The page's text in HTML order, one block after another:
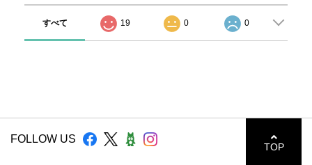
すべて 19 0 0
FOLLOW US
TOP